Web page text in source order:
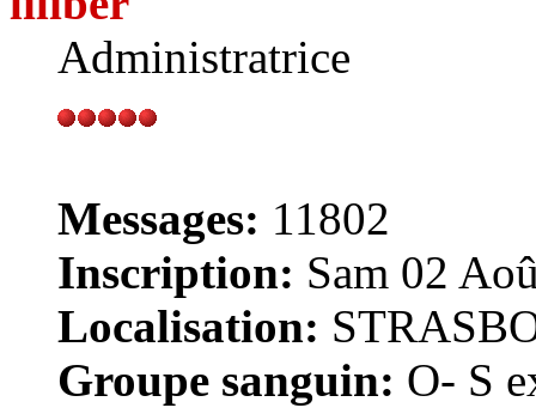
Administratrice
Messages: 11802
Inscription: Sam 02
Localisation:
Groupe sanguin: O- S